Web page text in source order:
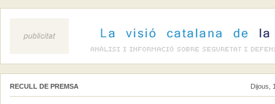
Dijous,
RECULL DE PREMSA